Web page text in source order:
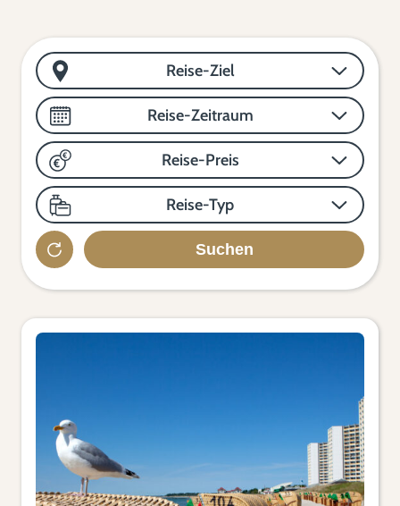
Reise-Ziel
Reise-Zeitraum
Reise-Preis
Reise-Typ
Suchen